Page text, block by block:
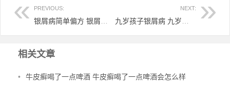
PREVIOUS: NEXT:
相关文章
• 牛皮癣喝了一点啤酒 牛皮癣喝了一点啤酒会怎么样